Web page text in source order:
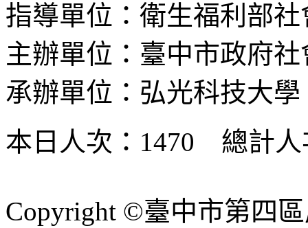
指導單位：衛生福利部
主辦單位：臺中市政府社
承辦單位：弘光科技大學
本日人次：1470 總計人
Copyright ©臺中市第四